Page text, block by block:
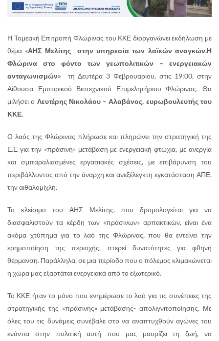
Η Τομεακή Επιτροπή Φλώρινας του ΚΚΕ διοργανώνει εκδήλωση με
θέμα «ΑΗΣ Μελίτης στην υπηρεσία των λαϊκών αναγκών.Η
Φλώρινα στο φόντο των γεωπολιτικών – ενεργειακών
ανταγωνισμών» τη Δευτέρα 3 Φεβρουαρίου, στις 19:00, στην
Αίθουσα Εμπορικού Βιοτεχνικού Επιμελητήριου Φλώρινας. Θα
μιλήσει ο Λευτέρης Νικολάου – Αλαβάνος, ευρωβουλευτής του
ΚΚΕ.
Ο λαός της Φλώρινας πλήρωσε και πληρώνει την στρατηγική της
Ε.Ε για την «πράσινη» μετάβαση με ενεργειακή φτώχια, με ανεργία
και σμπαραλιασμένες εργασιακές σχέσεις, με επιβάρυνση του
περιβάλλοντος από την άναρχη και ανεξέλεγκτη εγκατάσταση ΑΠΕ,
την αιθαλομίχλη.
Το κλείσιμο του ΑΗΣ Μελίτης, που δρομολογείται για να
διασφαλιστούν τα κέρδη των «πράσινων» αρπακτικών, είναι ένα
ακόμα χτύπημα για το λαό της Φλώρινας, που θα εντείνει την
ερημοποίηση της περιοχής, στερεί δυνατότητες για φθηνή
θέρμανση. Παράλληλα, σε μια περίοδο που ο πόλεμος κλιμακώνεται
η χώρα μας εξαρτάται ενεργειακά από το εξωτερικό.
Το ΚΚΕ ήταν το μόνο που ενημέρωσε το λαό για τις συνέπειες της
στρατηγικής της «πράσινης» μετάβασης- απολιγνιτοποίησης. Με
όλες του τις δυνάμεις συνέβαλε στο να αναπτυχθούν αγώνες του
ενάντια στην πολιτική αυτή που μας μαυρίζει τη ζωή, να